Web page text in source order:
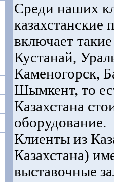
Среди наших
казахстанские
включает
Кустанай,
Каменогорск,
Шымкент, то
Казахстана
оборудование.
Клиенты из
Казахстана)
выставочные